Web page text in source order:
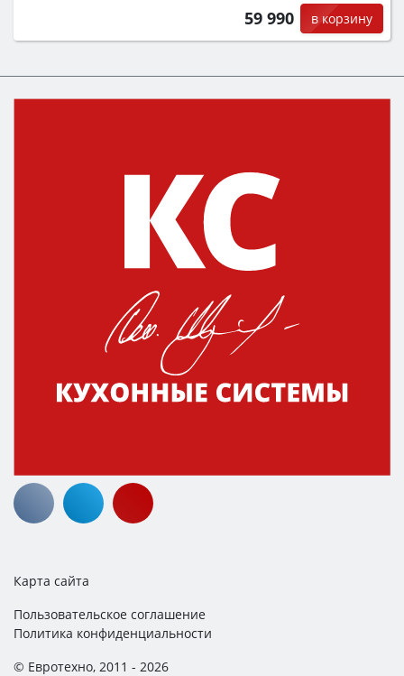
59 990 в корзину
Карта сайта
Пользовательское соглашение
Политика конфиденциальности
© Евротехно, 2011 - 2026